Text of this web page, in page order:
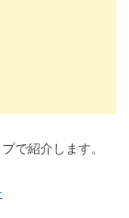
で紹介します。